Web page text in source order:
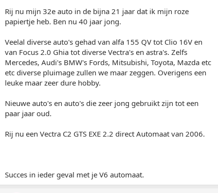
Rij nu mijn 32e auto in de bijna 21 jaar dat ik mijn roze
papiertje heb. Ben nu 40 jaar jong.
Veelal diverse auto's gehad van alfa 155 QV tot Clio 16V en
van Focus 2.0 Ghia tot diverse Vectra's en astra's. Zelfs
Mercedes, Audi's BMW's Fords, Mitsubishi, Toyota, Mazda etc
etc diverse pluimage zullen we maar zeggen. Overigens een
leuke maar zeer dure hobby.
Nieuwe auto's en auto's die zeer jong gebruikt zijn tot een
paar jaar oud.
Rij nu een Vectra C2 GTS EXE 2.2 direct Automaat van 2006.
Succes in ieder geval met je V6 automaat.